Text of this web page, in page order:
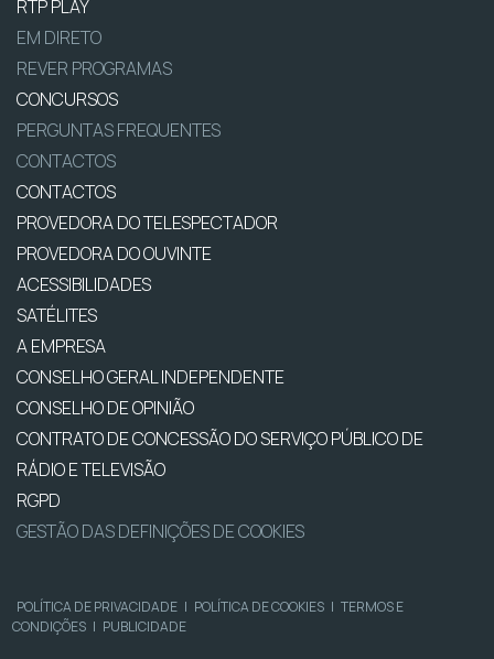
RTP PLAY
EM DIRETO
REVER PROGRAMAS
CONCURSOS
PERGUNTAS FREQUENTES
CONTACTOS
CONTACTOS
PROVEDORA DO TELESPECTADOR
PROVEDORA DO OUVINTE
ACESSIBILIDADES
SATÉLITES
A EMPRESA
CONSELHO GERAL INDEPENDENTE
CONSELHO DE OPINIÃO
CONTRATO DE CONCESSÃO DO SERVIÇO PÚBLICO DE
RÁDIO E TELEVISÃO
RGPD
GESTÃO DAS DEFINIÇÕES DE COOKIES
POLÍTICA DE PRIVACIDADE | POLÍTICA DE COOKIES | TERMOS E
CONDIÇÕES | PUBLICIDADE